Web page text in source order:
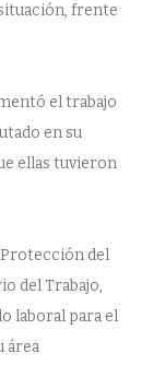
frente
el trabajo
en su
ellas tuvieron
del
del Trabajo,
laboral para el
área